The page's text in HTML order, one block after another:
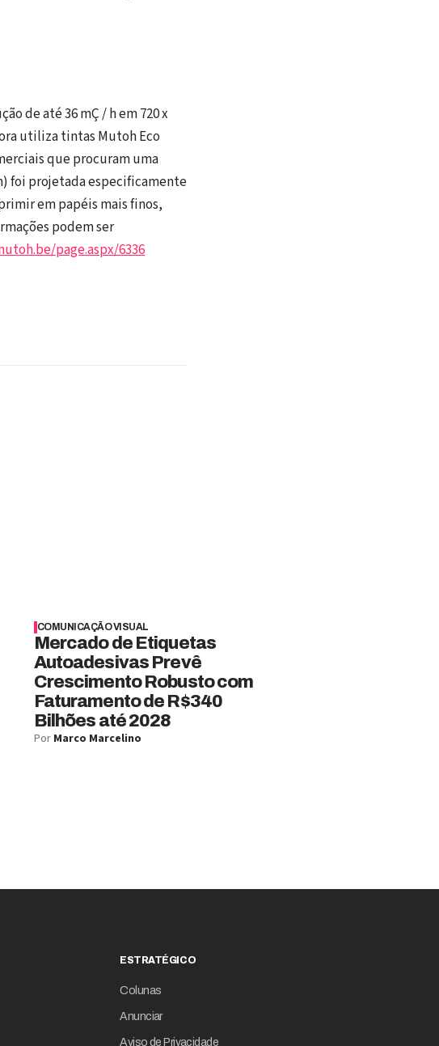
de até 36 mÇ / h em 720 x
utiliza tintas Mutoh Eco
que procuram uma
foi projetada especificamente
em papéis mais finos,
podem ser
page.aspx/6336
COMUNICAÇÃO VISUAL
Mercado de Etiquetas
Autoadesivas Prevê
Crescimento Robusto com
Faturamento de R$340
Bilhões até 2028
Por Marco Marcelino
ESTRATÉGICO
Colunas
Anunciar
Aviso de Privacidade